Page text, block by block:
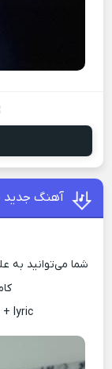
آهنگ جدید
شما می‌توانید به
lyric